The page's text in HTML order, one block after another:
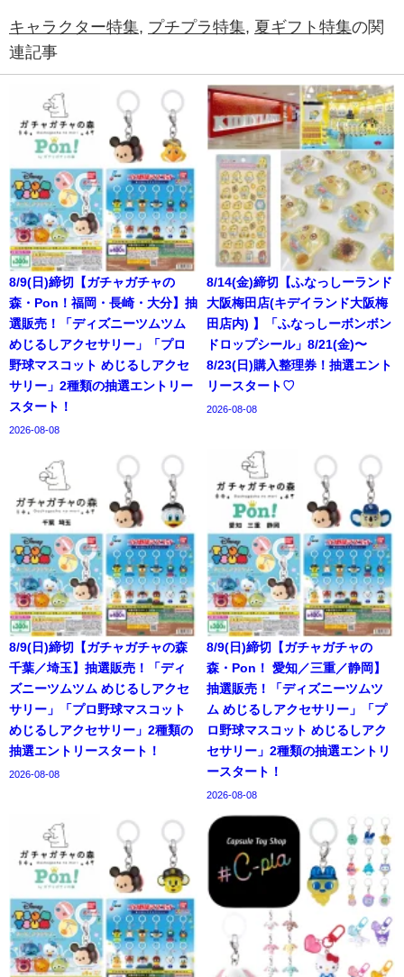
キャラクター特集, プチプラ特集, 夏ギフト特集の関
連記事
8/9(日)締切【ガチャガチャの
森・Pon！福岡・長崎・大分】抽
選販売！「ディズニーツムツム
めじるしアクセサリー」「プロ
野球マスコット めじるしアクセ
サリー」2種類の抽選エントリー
スタート！
2026-08-08
8/14(金)締切【ふなっしーランド
大阪梅田店(キデイランド大阪梅
田店内) 】「ふなっしーボンボン
ドロップシール」8/21(金)〜
8/23(日)購入整理券！抽選エント
リースタート♡
2026-08-08
8/9(日)締切【ガチャガチャの森
千葉／埼玉】抽選販売！「ディ
ズニーツムツム めじるしアクセ
サリー」「プロ野球マスコット
めじるしアクセサリー」2種類の
抽選エントリースタート！
2026-08-08
8/9(日)締切【ガチャガチャの
森・Pon！ 愛知／三重／静岡】
抽選販売！「ディズニーツムツ
ム めじるしアクセサリー」「プ
ロ野球マスコット めじるしアク
セサリー」2種類の抽選エントリ
ースタート！
2026-08-08